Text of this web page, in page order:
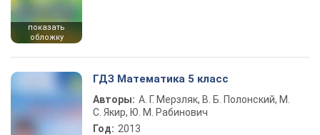
показать
обложку
ГДЗ Математика 5 класс
Авторы: А. Г. Мерзляк, В. Б. Полонский, М.
С. Якир, Ю. М. Рабинович
Год: 2013